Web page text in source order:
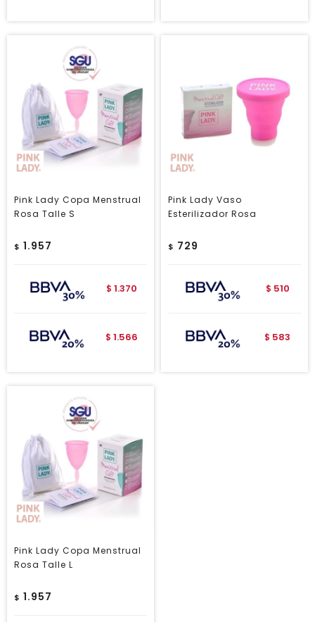
Pink Lady Copa Menstrual
Rosa Talle S
$ 1.957
$ 1.370
$ 1.566
Pink Lady Vaso
Esterilizador Rosa
$ 729
$ 510
$ 583
Pink Lady Copa Menstrual
Rosa Talle L
$ 1.957